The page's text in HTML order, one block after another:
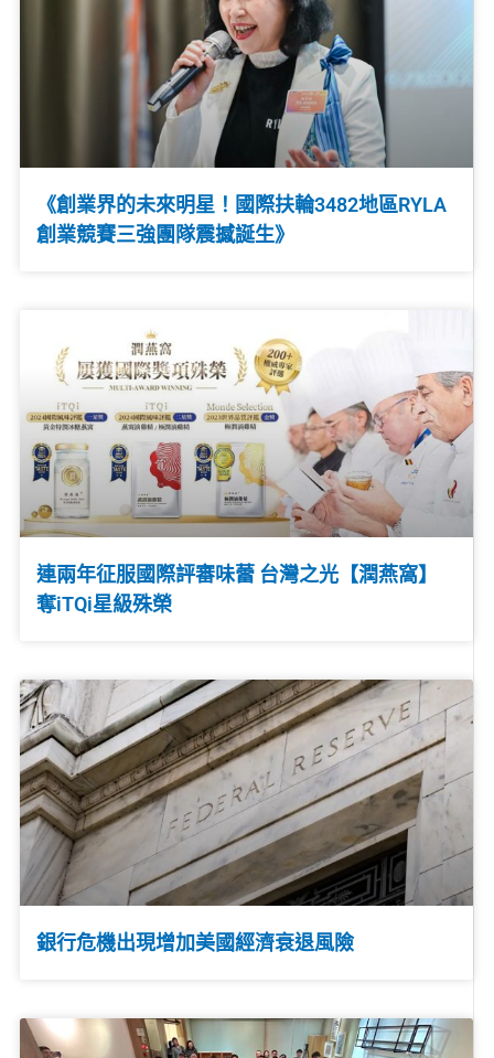
《創業界的未來明星！國際扶輪3482地區RYLA
創業競賽三強團隊震撼誕生》
連兩年征服國際評審味蕾 台灣之光【潤燕窩】
奪iTQi星級殊榮
銀行危機出現增加美國經濟衰退風險